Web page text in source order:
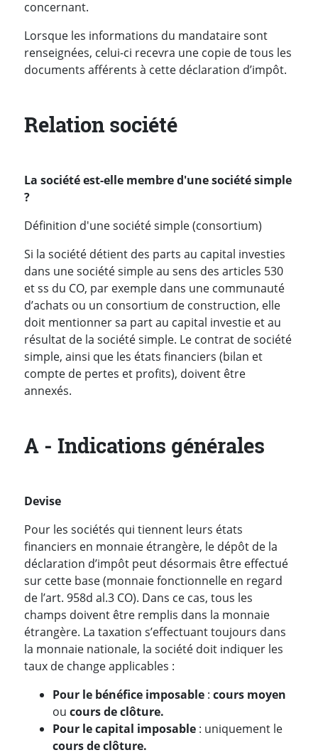
concernant.
Lorsque les informations du mandataire sont
renseignées, celui-ci recevra une copie de tous les
documents afférents à cette déclaration d’impôt.
Relation société
La société est-elle membre d'une société simple
?
Définition d'une société simple (consortium)
Si la société détient des parts au capital investies
dans une société simple au sens des articles 530
et ss du CO, par exemple dans une communauté
d’achats ou un consortium de construction, elle
doit mentionner sa part au capital investie et au
résultat de la société simple. Le contrat de société
simple, ainsi que les états financiers (bilan et
compte de pertes et profits), doivent être
annexés.
A - Indications générales
Devise
Pour les sociétés qui tiennent leurs états
financiers en monnaie étrangère, le dépôt de la
déclaration d’impôt peut désormais être effectué
sur cette base (monnaie fonctionnelle en regard
de l’art. 958d al.3 CO). Dans ce cas, tous les
champs doivent être remplis dans la monnaie
étrangère. La taxation s’effectuant toujours dans
la monnaie nationale, la société doit indiquer les
taux de change applicables :
Pour le bénéfice imposable : cours moyen
ou cours de clôture.
Pour le capital imposable : uniquement le
cours de clôture.